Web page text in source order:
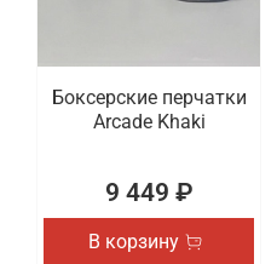
Боксерские перчатки
Arcade Khaki
9 449 ₽
В корзину